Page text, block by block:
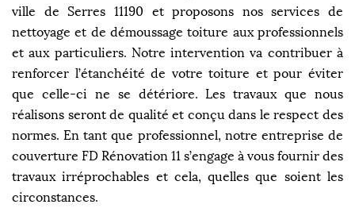
ville de Serres 11190 et proposons nos services de
nettoyage et de démoussage toiture aux professionnels
et aux particuliers. Notre intervention va contribuer à
renforcer l’étanchéité de votre toiture et pour éviter
que celle-ci ne se détériore. Les travaux que nous
réalisons seront de qualité et conçu dans le respect des
normes. En tant que professionnel, notre entreprise de
couverture FD Rénovation 11 s’engage à vous fournir des
travaux irréprochables et cela, quelles que soient les
circonstances.